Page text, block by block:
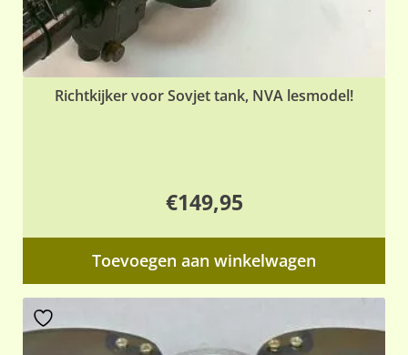
Richtkijker voor Sovjet tank, NVA lesmodel!
€149,95
Toevoegen aan winkelwagen